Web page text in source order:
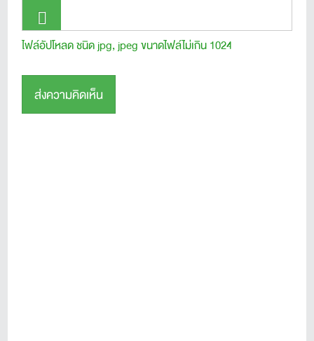
ไฟล์อัปโหลด ชนิด jpg, jpeg ขนาดไฟล์ไม่เกิน 1024